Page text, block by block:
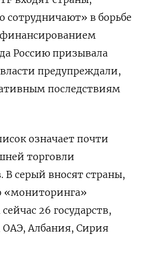
сотрудничают» в борьбе
Россию призывала
предупреждали,
последствиям
означает почти
торговли
В серый вносят страны,
«мониторинга»
26 государств,
ОАЭ, Албания, Сирия